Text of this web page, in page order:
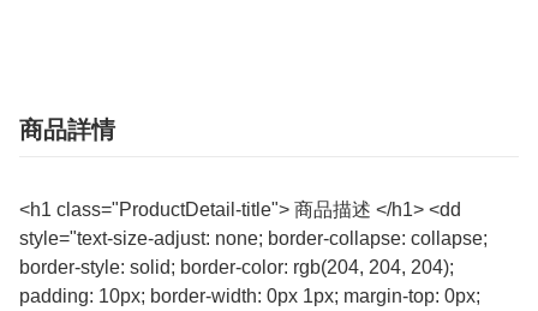
商品詳情
<h1 class="ProductDetail-title"> 商品描述 </h1> <dd
style="text-size-adjust: none; border-collapse: collapse;
border-style: solid; border-color: rgb(204, 204, 204);
padding: 10px; border-width: 0px 1px; margin-top: 0px;